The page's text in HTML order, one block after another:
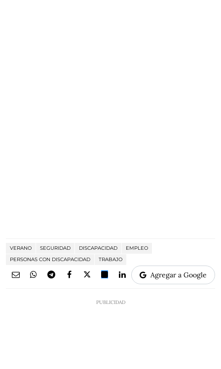
VERANO SEGURIDAD DISCAPACIDAD
EMPLEO
PERSONAS CON DISCAPACIDAD
TRABAJO
Agregar a Google